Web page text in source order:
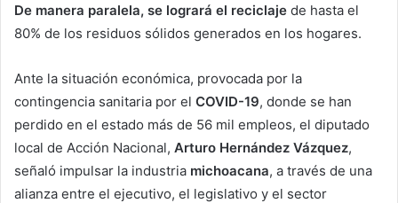
De manera paralela, se logrará el reciclaje de hasta el
80% de los residuos sólidos generados en los hogares.
Ante la situación económica, provocada por la
contingencia sanitaria por el COVID-19, donde se han
perdido en el estado más de 56 mil empleos, el diputado
local de Acción Nacional, Arturo Hernández Vázquez,
señaló impulsar la industria michoacana, a través de una
alianza entre el ejecutivo, el legislativo y el sector